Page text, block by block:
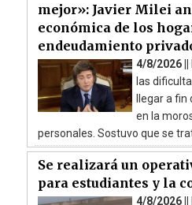
mejor»: Javier Milei
económica de los
endeudamiento
4/8/2026 ||
las
llegar a
en la
personales. Sostuvo que se
Se realizará un
para estudiantes y la
4/8/2026 ||